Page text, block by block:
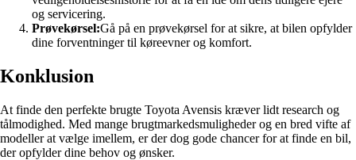
og servicering.
Prøvekørsel:Gå på en prøvekørsel for at sikre, at bilen opfylder
dine forventninger til køreevner og komfort.
Konklusion
At finde den perfekte brugte Toyota Avensis kræver lidt research og
tålmodighed. Med mange brugtmarkedsmuligheder og en bred vifte af
modeller at vælge imellem, er der dog gode chancer for at finde en bil,
der opfylder dine behov og ønsker.